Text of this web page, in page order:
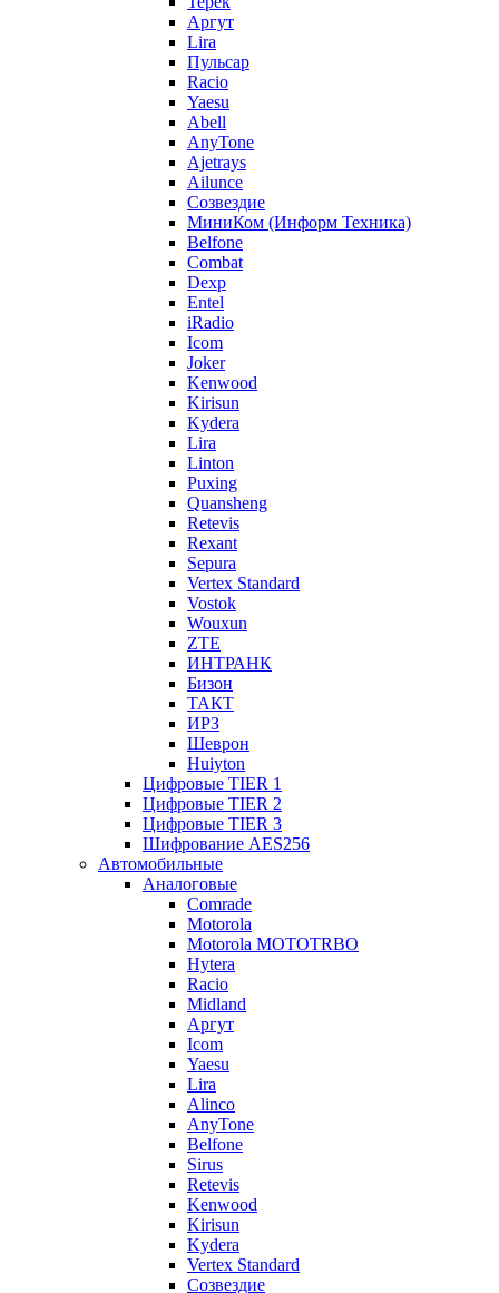
Аргут
Lira
Пульсар
Racio
Yaesu
Abell
AnyTone
Ajetrays
Ailunce
Созвездие
МиниКом (Информ Техника)
Belfone
Combat
Dexp
Entel
iRadio
Icom
Joker
Kenwood
Kirisun
Kydera
Lira
Linton
Puxing
Quansheng
Retevis
Rexant
Sepura
Vertex Standard
Vostok
Wouxun
ZTE
ИНТРАНК
Бизон
ТАКТ
ИРЗ
Шеврон
Huiyton
Цифровые TIER 1
Цифровые TIER 2
Цифровые TIER 3
Шифрование AES256
Автомобильные
Аналоговые
Comrade
Motorola
Motorola MOTOTRBO
Hytera
Racio
Midland
Аргут
Icom
Yaesu
Lira
Alinco
AnyTone
Belfone
Sirus
Retevis
Kenwood
Kirisun
Kydera
Vertex Standard
Созвездие